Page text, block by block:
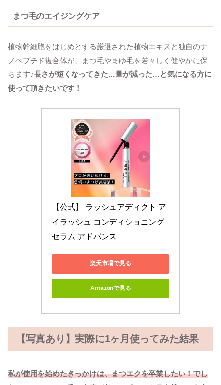
まつ毛のエイジングケア
植物幹細胞をはじめとする厳選された植物エキスと独自のナ
ノペプチド複合体が、まつ毛やまゆ毛を若々しく健やかに保
ちます♪長さが短くなってきた…量が減った…と気になる方に
使って頂きたいです！
【公式】 ラッシュアディクト ア
イラッシュ コンディショニング
セラム アドバンス
楽天市場で見る
Amazonで見る
【写真あり】実際に1ヶ月使ってみた結果
私が使用を始めたきっかけは、まつエクを卒業したい！でし